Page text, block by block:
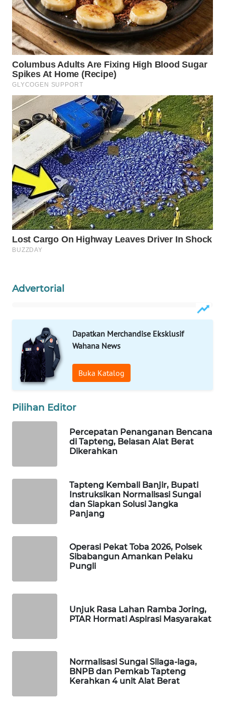
Advertorial
Dapatkan Merchandise Eksklusif
Wahana News
Buka Katalog
Pilihan Editor
Percepatan Penanganan Bencana
di Tapteng, Belasan Alat Berat
Dikerahkan
Tapteng Kembali Banjir, Bupati
Instruksikan Normalisasi Sungai
dan Siapkan Solusi Jangka
Panjang
Operasi Pekat Toba 2026, Polsek
Sibabangun Amankan Pelaku
Pungli
Unjuk Rasa Lahan Ramba Joring,
PTAR Hormati Aspirasi Masyarakat
Normalisasi Sungai Silaga-laga,
BNPB dan Pemkab Tapteng
Kerahkan 4 unit Alat Berat
WN
BORNEO
Wahana
Media
Group
WAHANA
NEWS
WAHANA
TANI
WAHANA
ADVOKAT
WAHANA
INFRASTRUKTUR
WAHANA
WAHANA
LISTRIK
WAHANA
TRAVEL
WAHANA
TV
ID
WAHANANEWS
NET
WAHANA
SELEB